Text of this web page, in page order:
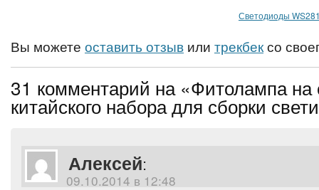
Светодиоды
Вы можете оставить отзыв или трекбексо
31 комментарий на «Фитолампа на
китайского набора для сборки
Алексей:
09.10.2014 в 12:48